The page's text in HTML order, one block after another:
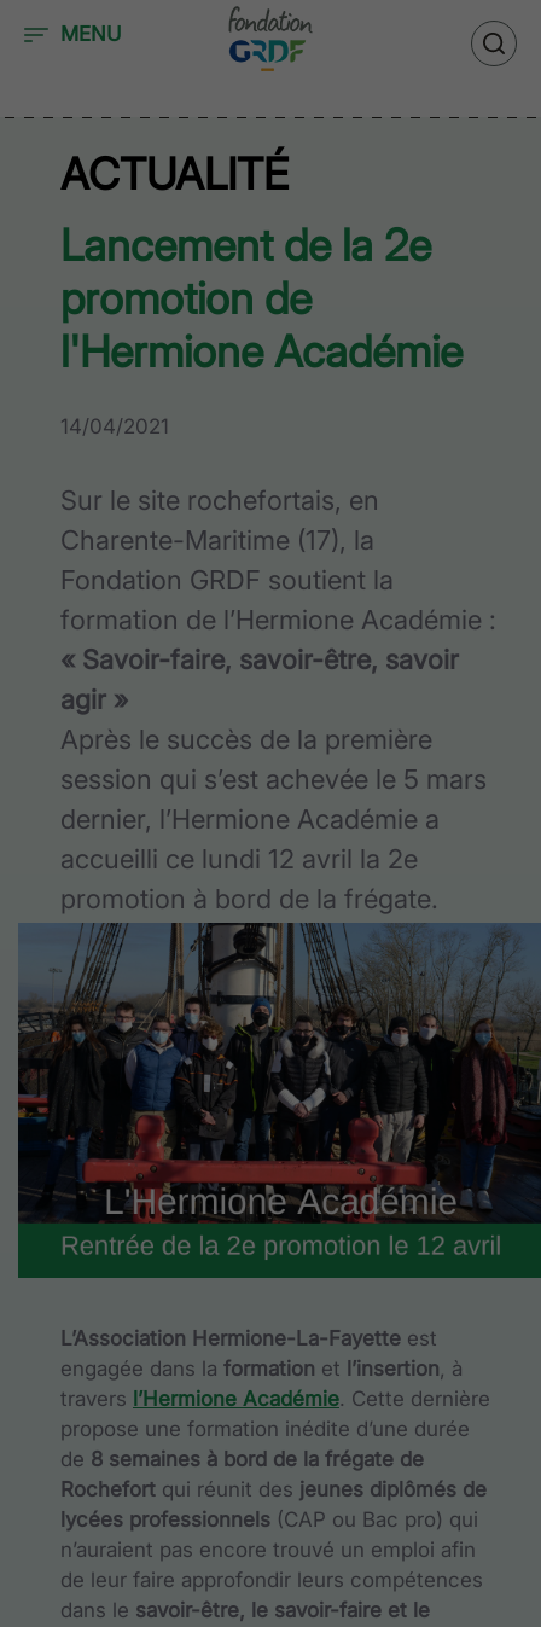
MENU
ACTUALITÉ
Lancement de la 2e
promotion de
l'Hermione Académie
14/04/2021
Sur le site rochefortais, en
Charente-Maritime (17), la
Fondation GRDF soutient la
formation de l’Hermione Académie :
« Savoir-faire, savoir-être, savoir
agir »
Après le succès de la première
session qui s’est achevée le 5 mars
dernier, l’Hermione Académie a
accueilli ce lundi 12 avril la 2e
promotion à bord de la frégate.
L’Association Hermione-La-Fayette est
engagée dans la formation et l’insertion, à
travers l’Hermione Académie. Cette dernière
propose une formation inédite d’une durée
de 8 semaines à bord de la frégate de
Rochefort qui réunit des jeunes diplômés de
lycées professionnels (CAP ou Bac pro) qui
n’auraient pas encore trouvé un emploi afin
de leur faire approfondir leurs compétences
dans le savoir-être, le savoir-faire et le